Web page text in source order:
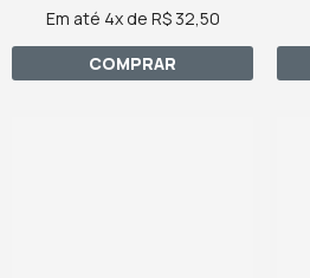
Em até 4x de R$ 32,50
COMPRAR